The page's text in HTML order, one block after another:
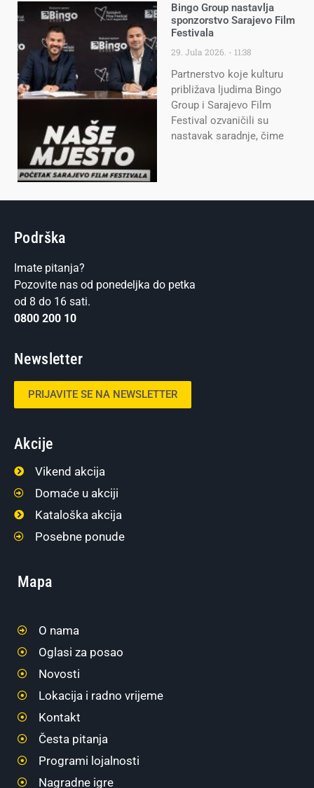
Bingo Group nastavlja
sponzorstvo Sarajevo Film
Festivala
29. Jula 2026. 11:38
Partnerstvo koje kulturu
približava ljudima Bingo
Group i Sarajevo Film
Festival ozvaničili su
nastavak saradnje, čime
Podrška
Imate pitanja?
Pozovite nas od ponedeljka do petka
od 8 do 16 sati.
0800 200 10
Newsletter
PRIJAVITE SE NA NEWSLETTER
Akcije
Vikend akcija
Domaće u akciji
Kataloška akcija
Posebne ponude
Mapa
O nama
Oglasi za posao
Novosti
Lokacija i radno vrijeme
Kontakt
Česta pitanja
Programi lojalnosti
Nagradne igre